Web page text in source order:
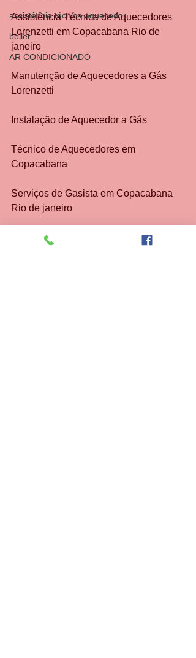
assistência técnica aquecedor
boiler
AR CONDICIONADO
Assistência Técnica de Aquecedores
Lorenzetti em Copacabana Rio de
janeiro
Manutenção de Aquecedores a Gás
Lorenzetti
Instalação de Aquecedor a Gás
Técnico de Aquecedores em
Copacabana
Serviços de Gasista em Copacabana
Rio de janeiro